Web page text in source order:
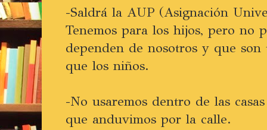
-Saldrá la AUP (Asignación
Tenemos para los hijos, pero no
dependen de nosotros y que son
que los niños.
-No usaremos dentro de las
que anduvimos por la calle.